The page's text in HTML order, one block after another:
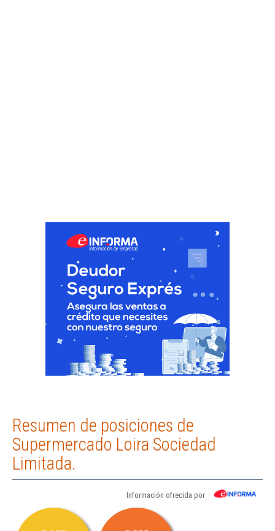
Resumen de posiciones de
Supermercado Loira Sociedad
Limitada.
Información ofrecida por